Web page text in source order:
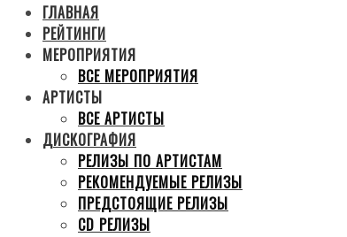
ГЛАВНАЯ
РЕЙТИНГИ
МЕРОПРИЯТИЯ
ВСЕ МЕРОПРИЯТИЯ
АРТИСТЫ
ВСЕ АРТИСТЫ
ДИСКОГРАФИЯ
РЕЛИЗЫ ПО АРТИСТАМ
РЕКОМЕНДУЕМЫЕ РЕЛИЗЫ
ПРЕДСТОЯЩИЕ РЕЛИЗЫ
CD РЕЛИЗЫ